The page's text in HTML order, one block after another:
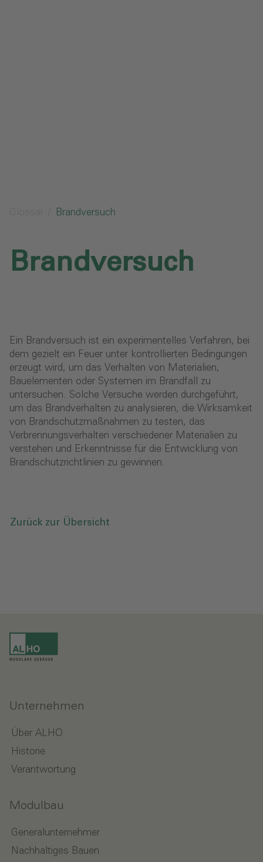
Brandversuch
Brandversuch
Ein Brandversuch ist ein experimentelles Verfahren, bei
dem gezielt ein Feuer unter kontrollierten Bedingungen
erzeugt wird, um das Verhalten von Materialien,
Bauelementen oder Systemen im Brandfall zu
untersuchen. Solche Versuche werden durchgeführt,
um das Brandverhalten zu analysieren, die Wirksamkeit
von Brandschutzmaßnahmen zu testen, das
Verbrennungsverhalten verschiedener Materialien zu
verstehen und Erkenntnisse für die Entwicklung von
Brandschutzrichtlinien zu gewinnen.
Zurück zur Übersicht
Unternehmen
Über ALHO
Historie
Verantwortung
Modulbau
Generalunternehmer
Nachhaltiges Bauen